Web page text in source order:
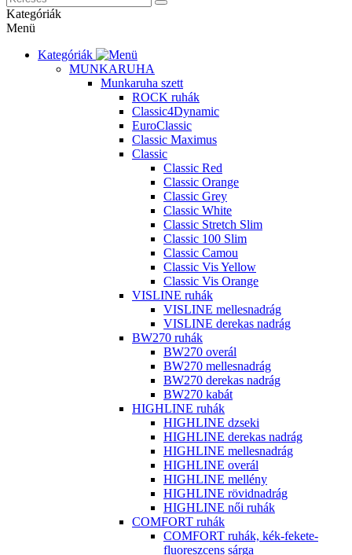
Kategóriák
Menü
Kategóriák
MUNKARUHA
Munkaruha szett
ROCK ruhák
Classic4Dynamic
EuroClassic
Classic Maximus
Classic
Classic Red
Classic Orange
Classic Grey
Classic White
Classic Stretch Slim
Classic 100 Slim
Classic Camou
Classic Vis Yellow
Classic Vis Orange
VISLINE ruhák
VISLINE mellesnadrág
VISLINE derekas nadrág
BW270 ruhák
BW270 overál
BW270 mellesnadrág
BW270 derekas nadrág
BW270 kabát
HIGHLINE ruhák
HIGHLINE dzseki
HIGHLINE derekas nadrág
HIGHLINE mellesnadrág
HIGHLINE overál
HIGHLINE mellény
HIGHLINE rövidnadrág
HIGHLINE női ruhák
COMFORT ruhák
COMFORT ruhák, kék-fekete-
fluoreszcens sárga